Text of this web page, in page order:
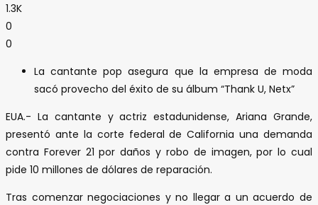
1.3K
0
0
La cantante pop asegura que la empresa de moda
sacó provecho del éxito de su álbum “Thank U, Netx”
EUA.- La cantante y actriz estadunidense, Ariana Grande,
presentó ante la corte federal de California una demanda
contra Forever 21 por daños y robo de imagen, por lo cual
pide 10 millones de dólares de reparación.
Tras comenzar negociaciones y no llegar a un acuerdo de